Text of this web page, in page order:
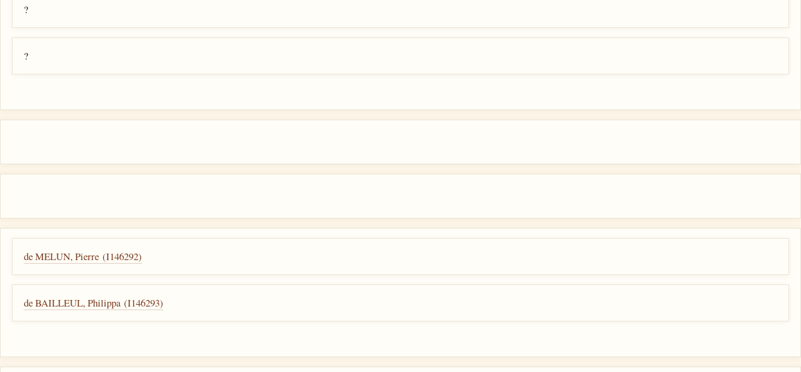
?
?
de MELUN, Pierre (I146292)
de BAILLEUL, Philippa (I146293)